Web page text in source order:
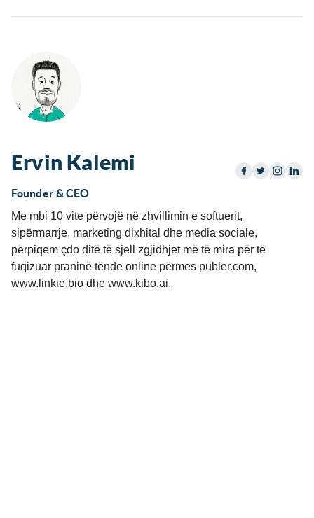
Ervin Kalemi
Founder & CEO
Me mbi 10 vite përvojë në zhvillimin e softuerit,
sipërmarrje, marketing dixhital dhe media sociale,
përpiqem çdo ditë të sjell zgjidhjet më të mira për të
fuqizuar praninë tënde online përmes publer.com,
www.linkie.bio dhe www.kibo.ai.